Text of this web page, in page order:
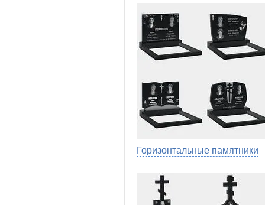
Горизонтальные памятники